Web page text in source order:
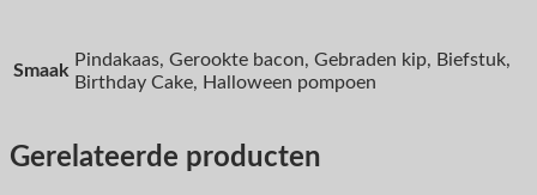
Smaak
Pindakaas, Gerookte bacon, Gebraden kip, Biefstuk,
Birthday Cake, Halloween pompoen
Gerelateerde producten